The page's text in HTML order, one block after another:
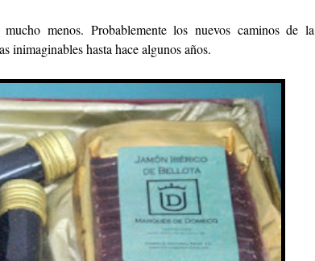
menos. Probablemente los nuevos caminos de la
inimaginables hasta hace algunos años.